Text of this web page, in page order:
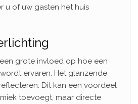
u of uw gasten het huis
grote invloed op hoe een
ervaren. Het glanzende
Dit kan een voordeel
toevoegt, maar directe